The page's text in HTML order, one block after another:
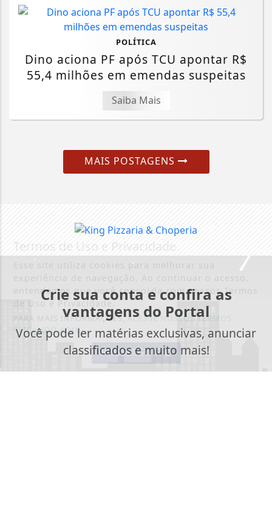
POLÍTICA
Dino aciona PF após TCU apontar R$
55,4 milhões em emendas suspeitas
Saiba Mais
MAIS POSTAGENS
Crie sua conta e confira as
vantagens do Portal
Você pode ler matérias exclusivas, anunciar
classificados e muito mais!
Termos de Uso e Privacidade
Esse site utiliza cookies para melhorar sua
entendemos que você concorda com nossos Termos
de Uso e Privacidade.
PARA MAIS INFORMAÇÕES,ACESSE NOSSOS TERMOS
CLICANDO AQUI
PROSSEGUIR